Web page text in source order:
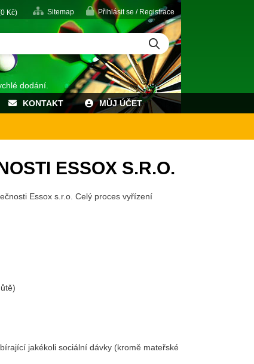
0 Kč) Sitemap Přihlásit se / Registrace
dodání.
KONTAKT MŮJ ÚČET
ESSOX S.R.O.
Essox s.r.o. Celý proces vyřízení
jakékoli sociální dávky (kromě mateřské